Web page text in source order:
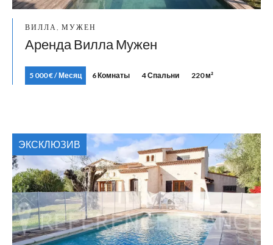
ВИЛЛА, МУЖЕН
Аренда Вилла Мужен
5 000 € / Месяц 6 Комнаты 4 Спальни 220 м²
ЭКСКЛЮЗИВ